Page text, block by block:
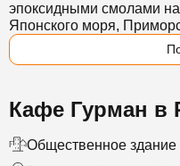
эпоксидными смолами
Японского моря,
Кафе Гурман в
Общественное здание